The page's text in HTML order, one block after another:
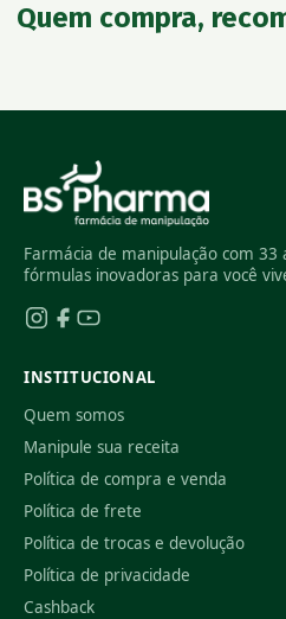
Quem compra,
Farmácia de manipulação com
fórmulas inovadoras para você
INSTITUCIONAL
Quem somos
Manipule sua receita
Política de compra e venda
Política de frete
Política de trocas e devolução
Política de privacidade
Cashback